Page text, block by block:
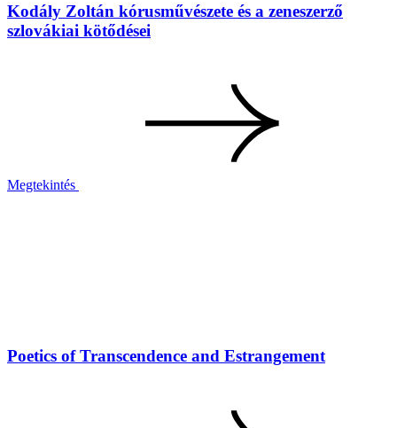
Kodály Zoltán kórusművészete és a zeneszerző
szlovákiai kötődései
Megtekintés
Poetics of Transcendence and Estrangement